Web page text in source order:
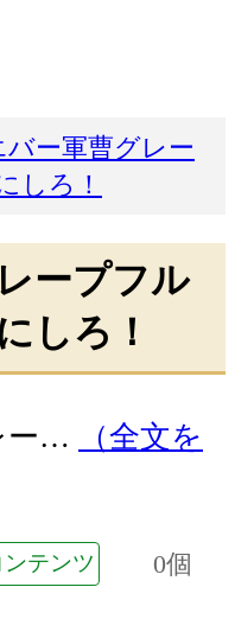
バー軍曹グレー
しろ！
ープフル
しろ！
ー…
（全文を
テンツ 0個